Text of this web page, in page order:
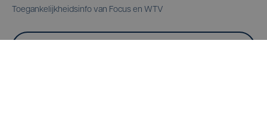
Toegankelijkheidsinfo van Focus en WTV